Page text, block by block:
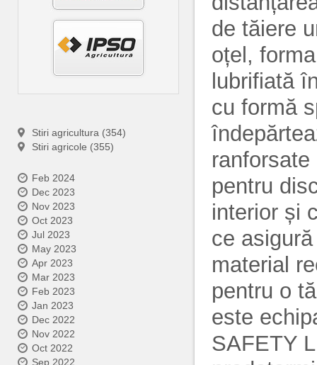
Stiri agricultura (354)
Stiri agricole (355)
Feb 2024
Dec 2023
Nov 2023
Oct 2023
Jul 2023
May 2023
Apr 2023
Mar 2023
Feb 2023
Jan 2023
Dec 2022
Nov 2022
Oct 2022
Sep 2022
de tăiere
oțel,
lubrifiată
cu formă
pentru
interior și
ce
material
pentru o
este
SAFETY